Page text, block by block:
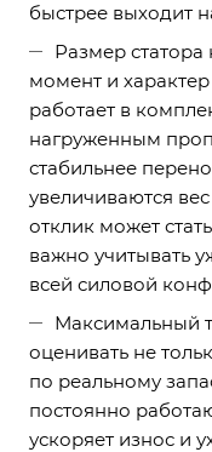
быстрее выходит
Размер
момент и
работает в
нагруженным
стабильнее
увеличиваются
отклик может
важно учитывать
всей силовой
Максимальный
оценивать не
по реальному
постоянно
ускоряет износ и